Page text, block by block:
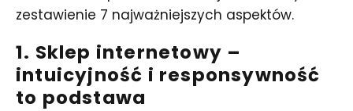
zestawienie 7 najważniejszych aspektów.
1. Sklep internetowy –
intuicyjność i responsywność
to podstawa